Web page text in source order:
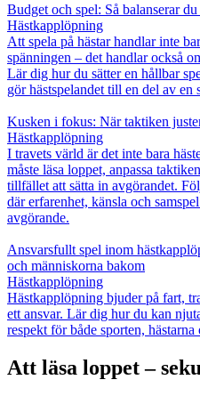
Budget och spel: Så balanserar
Hästkapplöpning
Att spela på hästar handlar inte
spänningen – det handlar också
Lär dig hur du sätter en hållbar
gör hästspelandet till en del av en
Kusken i fokus: När taktiken
Hästkapplöpning
I travets värld är det inte bara
måste läsa loppet, anpassa
tillfället att sätta in avgörandet.
där erfarenhet, känsla och
avgörande.
Ansvarsfullt spel inom
och människorna bakom
Hästkapplöpning
Hästkapplöpning bjuder på fart,
ett ansvar. Lär dig hur du kan
respekt för både sporten,
Att läsa loppet –